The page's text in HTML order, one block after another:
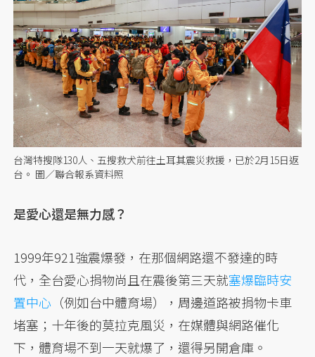
台灣特搜隊130人、五搜救犬前往土耳其震災救援，已於2月15日返
台。 圖／聯合報系資料照
是愛心還是無力感？
1999年921強震爆發，在那個網路還不發達的時
代，全台愛心捐物尚且在震後第三天就塞爆臨時安
置中心 （例如台中體育場），周邊道路被捐物卡車
堵塞；十年後的莫拉克風災，在媒體與網路催化
下，體育場不到一天就爆了，還得另開倉庫。